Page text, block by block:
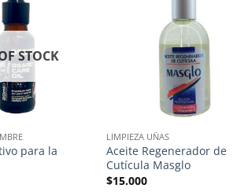
STOCK
para la
LIMPIEZA UÑAS
Aceite Regenerador de
Cutícula Masglo
$15.000